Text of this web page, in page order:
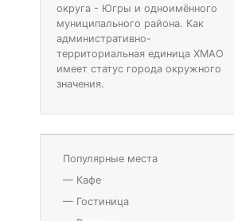
округа - Югры и одноимённого
муниципального района. Как
административно-
территориальная единица ХМАО
имеет статус города окружного
значения.
Популярные места
— Кафе
— Гостиница